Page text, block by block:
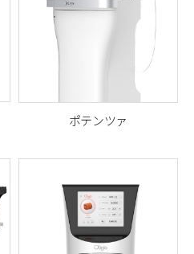
Jeisys（ジェイシス）社の毛
穴・肌質・ニキビ跡改善用 高
周波（RF）機器
ポテンツァ